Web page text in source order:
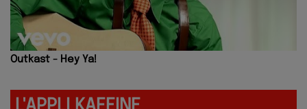
Outkast - Hey Ya!